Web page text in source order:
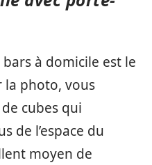
à domicile est le
la photo, vous
cubes qui
de l’espace du
moyen de